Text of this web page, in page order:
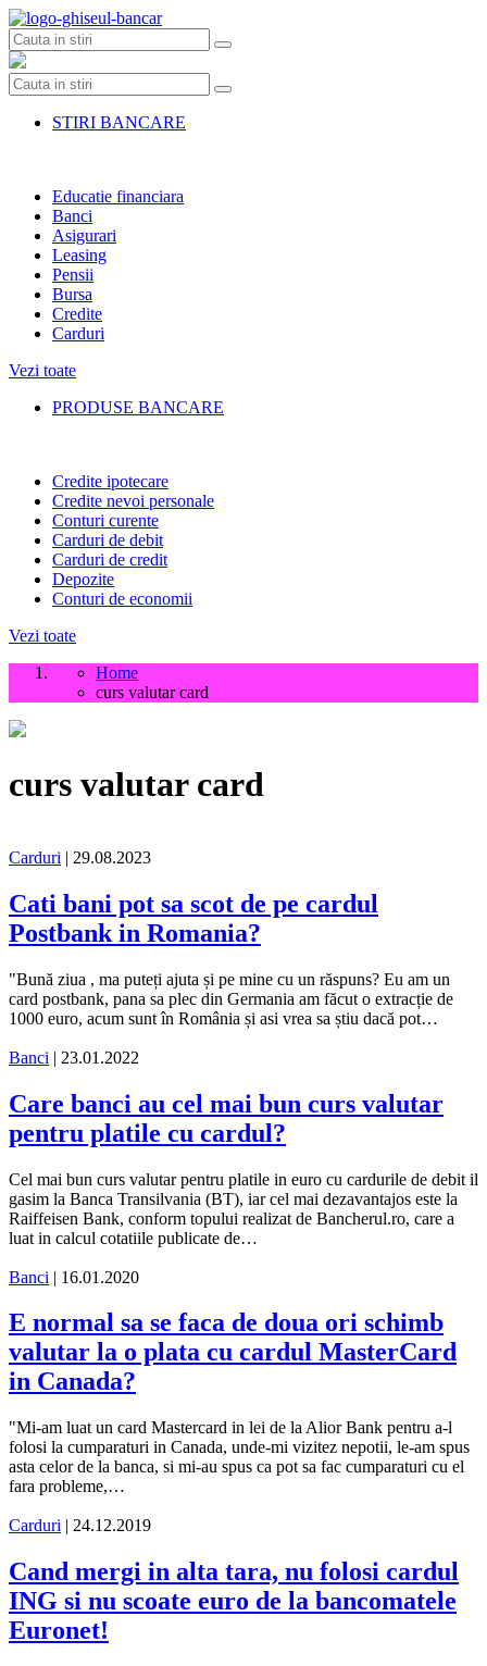
Skip
to
content
STIRI BANCARE
Educatie financiara
Banci
Asigurari
Leasing
Pensii
Bursa
Credite
Carduri
Vezi toate
PRODUSE BANCARE
Credite ipotecare
Credite nevoi personale
Conturi curente
Carduri de debit
Carduri de credit
Depozite
Conturi de economii
Vezi toate
Home
curs valutar card
curs valutar card
Carduri | 29.08.2023
Cati bani pot sa scot de pe cardul
Postbank in Romania?
"Bună ziua , ma puteți ajuta și pe mine cu un răspuns? Eu am un
card postbank, pana sa plec din Germania am făcut o extracție de
1000 euro, acum sunt în România și asi vrea sa știu dacă pot…
Banci | 23.01.2022
Care banci au cel mai bun curs valutar
pentru platile cu cardul?
Cel mai bun curs valutar pentru platile in euro cu cardurile de debit il
gasim la Banca Transilvania (BT), iar cel mai dezavantajos este la
Raiffeisen Bank, conform topului realizat de Bancherul.ro, care a
luat in calcul cotatiile publicate de…
Banci | 16.01.2020
E normal sa se faca de doua ori schimb
valutar la o plata cu cardul MasterCard
in Canada?
"Mi-am luat un card Mastercard in lei de la Alior Bank pentru a-l
folosi la cumparaturi in Canada, unde-mi vizitez nepotii, le-am spus
asta celor de la banca, si mi-au spus ca pot sa fac cumparaturi cu el
fara probleme,…
Carduri | 24.12.2019
Cand mergi in alta tara, nu folosi cardul
ING si nu scoate euro de la bancomatele
Euronet!